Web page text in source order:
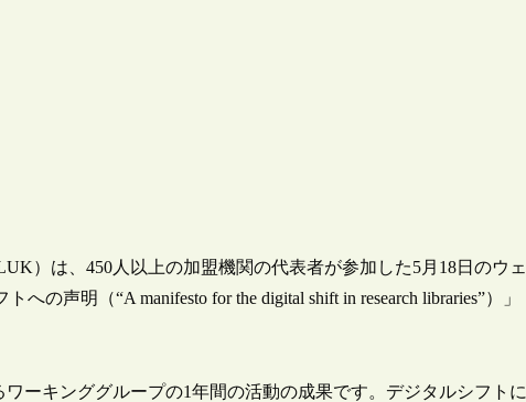
）は、450人以上の加盟機関の代表者が参加した5月18日のウェ
の声明（“A manifesto for the digital shift in research libraries”）」
ーキンググループの1年間の活動の成果です。デジタルシフトに